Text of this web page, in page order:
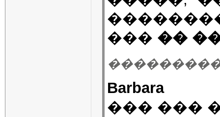
��� ��
���������
Barbara
��� ���